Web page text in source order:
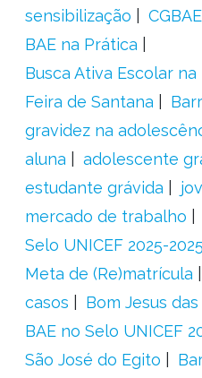
sensibilização
BAE na Prática
Busca Ativa Escolar na
Feira de Santana
gravidez na
aluna
adolescente
estudante grávida
mercado de trabalho
Selo UNICEF 2025-2025
Meta de (Re)matrícula
casos
Bom Jesus
BAE no Selo UNICEF
São José do Egito